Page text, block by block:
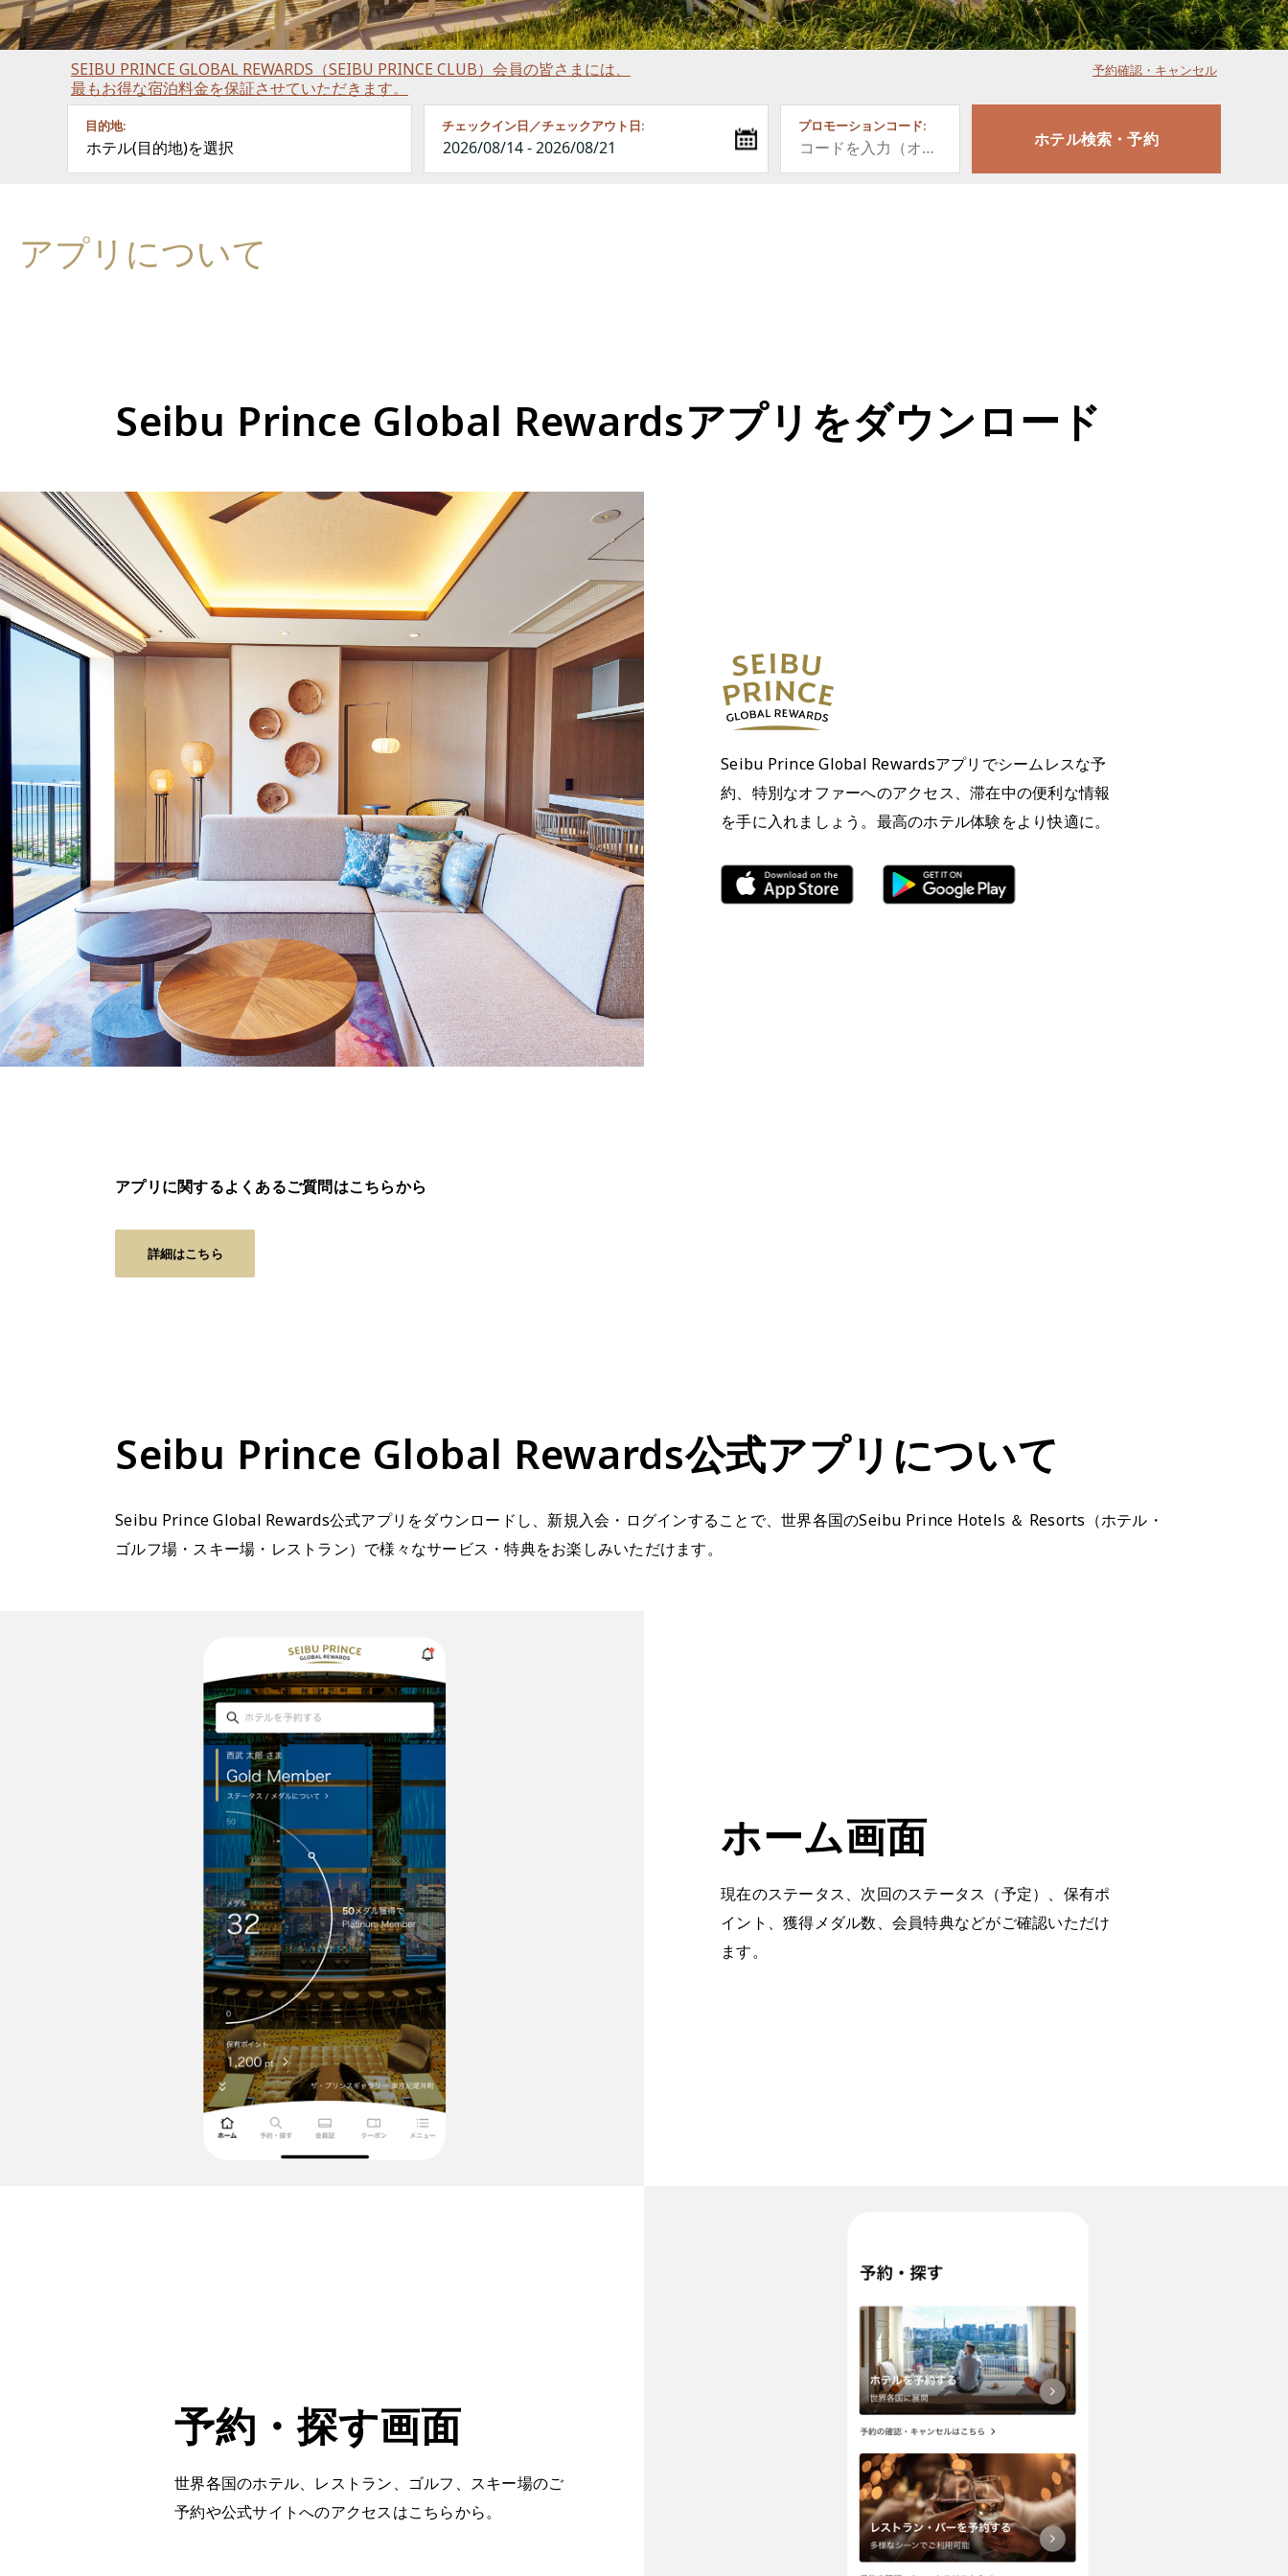
SEIBU PRINCE GLOBAL REWARDS（SEIBU PRINCE CLUB）会員の皆さまには、
最もお得な宿泊料金を保証させていただきます。
予約確認・キャンセル
目的地:
ホテル(目的地)を選択
チェックイン日／チェックアウト日: プロモーションコード:
アプリについて
Seibu Prince Global Rewardsアプリをダウンロード
Seibu Prince Global Rewardsアプリでシームレスな予
約、特別なオファーへのアクセス、滞在中の便利な情報
を手に入れましょう。最高のホテル体験をより快適に。
アプリに関するよくあるご質問はこちらから
詳細はこちら
Seibu Prince Global Rewards公式アプリについて
Seibu Prince Global Rewards公式アプリをダウンロードし、新規入会・ログインすることで、世界各国のSeibu Prince Hotels ＆ Resorts（ホテル・
ゴルフ場・スキー場・レストラン）で様々なサービス・特典をお楽しみいただけます。
ホーム画面
現在のステータス、次回のステータス（予定）、保有ポ
イント、獲得メダル数、会員特典などがご確認いただけ
ます。
予約・探す画面
世界各国のホテル、レストラン、ゴルフ、スキー場のご
予約や公式サイトへのアクセスはこちらから。